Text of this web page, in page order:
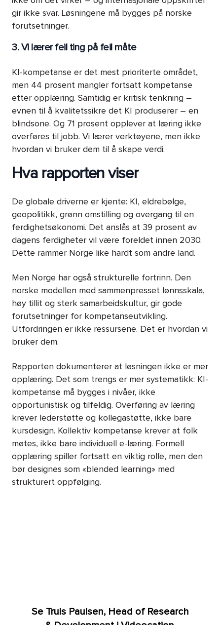
gir ikke svar. Løsningene må bygges på norske
forutsetninger.
3. Vi lærer feil ting på feil måte
KI-kompetanse er det mest prioriterte området,
men 44 prosent mangler fortsatt kompetanse
etter opplæring. Samtidig er kritisk tenkning –
evnen til å kvalitetssikre det KI produserer – en
blindsone. Og 71 prosent opplever at læring ikke
overføres til jobb. Vi lærer verktøyene, men ikke
hvordan vi bruker dem til å skape verdi.
Hva rapporten viser
De globale driverne er kjente: KI, eldrebølge,
geopolitikk, grønn omstilling og overgang til en
ferdighetsøkonomi. Det anslås at 39 prosent av
dagens ferdigheter vil være foreldet innen 2030.
Dette rammer Norge like hardt som andre land.
Men Norge har også strukturelle fortrinn. Den
norske modellen med sammenpresset lønnsskala,
høy tillit og sterk samarbeidskultur, gir gode
forutsetninger for kompetanseutvikling.
Utfordringen er ikke ressursene. Det er hvordan vi
bruker dem.
Rapporten dokumenterer at løsningen ikke er mer
opplæring. Det som trengs er mer systematikk: KI-
kompetanse må bygges i nivåer, ikke
opportunistisk og tilfeldig. Overføring av læring
krever lederstøtte og kollegastøtte, ikke bare
kursdesign. Kollektiv kompetanse krever at folk
møtes, ikke bare individuell e-læring. Formell
opplæring spiller fortsatt en viktig rolle, men den
bør designes som «blended learning» med
strukturert oppfølging.
Se Truls Paulsen, Head of Research